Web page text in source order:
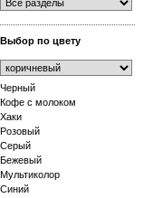
Выбор по цвету
Черный
Кофе с молоком
Хаки
Розовый
Серый
Бежевый
Мультиколор
Синий